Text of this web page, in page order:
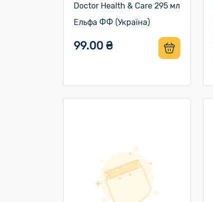
Doctor Health & Care 295 мл
Ельфа ФФ (Україна)
99.00 ₴